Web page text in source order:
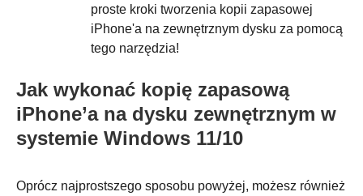
proste kroki tworzenia kopii zapasowej
iPhone'a na zewnętrznym dysku za pomocą
tego narzędzia!
Jak wykonać kopię zapasową
iPhone’a na dysku zewnętrznym w
systemie Windows 11/10
Oprócz najprostszego sposobu powyżej, możesz również